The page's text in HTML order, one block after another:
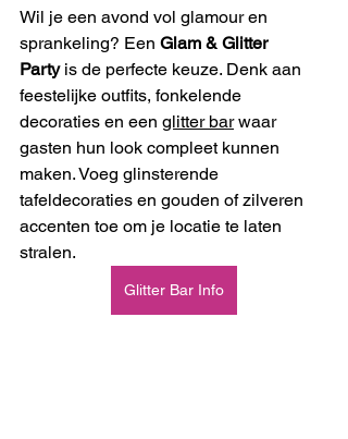
Wil je een avond vol glamour en
sprankeling? Een Glam & Glitter
Party is de perfecte keuze. Denk aan
feestelijke outfits, fonkelende
decoraties en een glitter bar waar
gasten hun look compleet kunnen
maken. Voeg glinsterende
tafeldecoraties en gouden of zilveren
accenten toe om je locatie te laten
stralen.
Glitter Bar Info